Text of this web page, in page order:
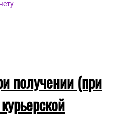
получении (при